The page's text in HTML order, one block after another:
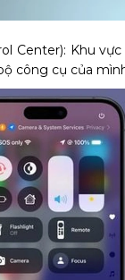
Center): Khu
công cụ của